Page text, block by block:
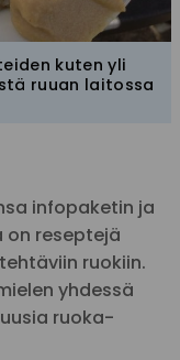
kuten yli
ruuan laitossa
infopaketin ja
reseptejä
ruokiin.
yhdessä
ruoka-